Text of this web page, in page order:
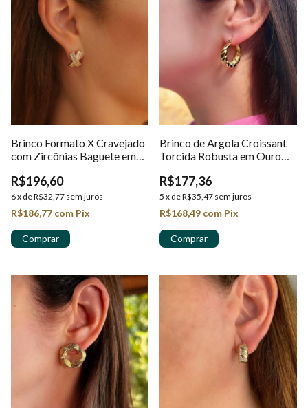
Brinco Formato X Cravejado
com Zircônias Baguete em
R$196,60
6x deR$32,77 sem juros
R$186,77 com Pix
Brinco de Argola Croissant
Torcida Robusta em Ouro
R$177,36
5 x deR$35,47 sem juros
R$168,49 com Pix